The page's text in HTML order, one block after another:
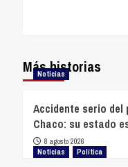
Más historias
Noticias
Accidente serio del
Chaco: su estado
8 agosto 2026
Noticias
Política